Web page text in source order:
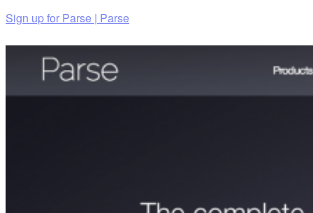
Sign up for Parse | Parse